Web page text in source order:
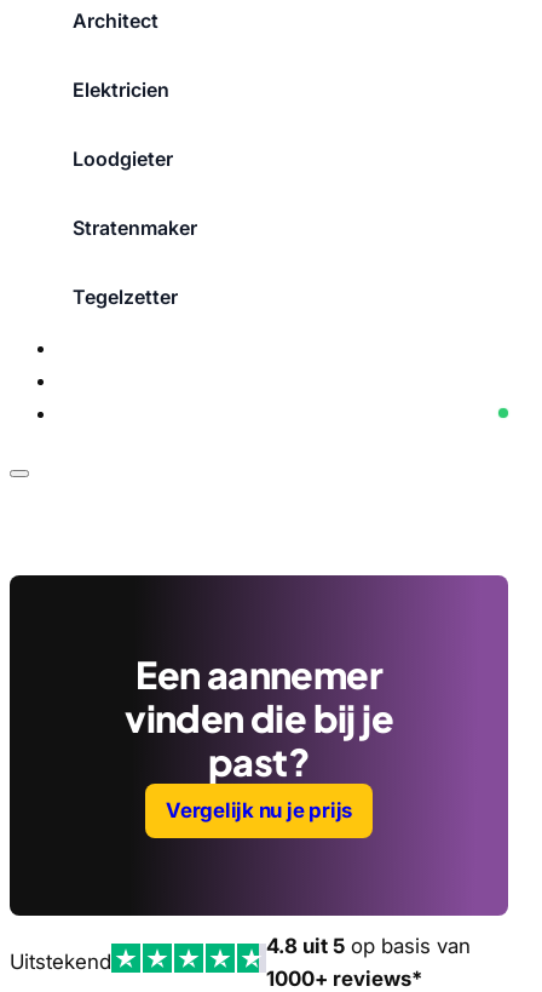
Architect
Elektricien
Loodgieter
Stratenmaker
Tegelzetter
Een aannemer
vinden die bij je
past?
Vergelijk nu je prijs
Uitstekend
4.8 uit 5 op basis van
1000+ reviews*